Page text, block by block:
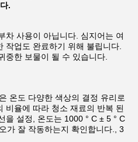
.
차 사용이 아닙니다. 심지어는 여
작업도 완료하기 위해 불립니다.
중한 보물이 될 수 있습니다.
온도 다양한 색상의 결정 유리로
비율에 따라 청소 재료의 반복 된
을 설정, 온도는 1000 ° C ± 5 ° C
가 잘 작동하는지 확인합니다., 3